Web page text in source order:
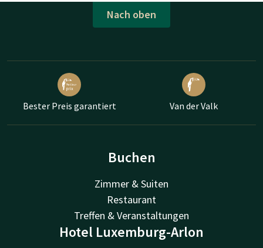
Nach oben
Bester Preis garantiert Van der Valk
Buchen
Zimmer & Suiten
Restaurant
Treffen & Veranstaltungen
Hotel Luxemburg-Arlon